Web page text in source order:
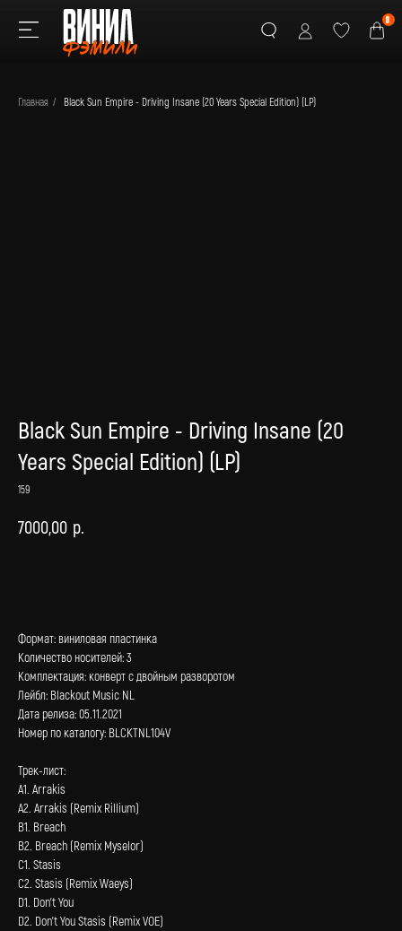
Главная / Black Sun Empire - Driving Insane (20 Years Special Edition) (LP)
Black Sun Empire - Driving Insane (20
Years Special Edition) (LP)
159
7000,00 р.
Формат: виниловая пластинка
Количество носителей: 3
Комплектация: конверт с двойным разворотом
Лейбл: Blackout Music NL
Дата релиза: 05.11.2021
Номер по каталогу: BLCKTNL104V
Трек-лист:
А1. Arrakis
А2. Arrakis (Remix Rillium)
В1. Breach
В2. Breach (Remix Myselor)
С1. Stasis
С2. Stasis (Remix Waeys)
D1. Don't You
D2. Don't You Stasis (Remix VOE)